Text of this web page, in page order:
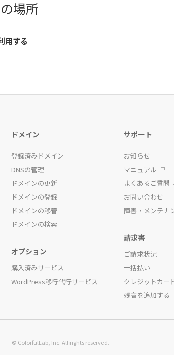
場所
用する
ドメイン
登録済みドメイン
DNSの管理
ドメインの更新
ドメインの登録
ドメインの移管
ドメインの検索
オプション
購入済みサービス
WordPress移行代行サービス
サポート
お知らせ
マニュアル
よくあるご質問
お問い合わせ
障害・メンテナ
請求書
ご請求状況
一括払い
クレジットカー
残高を追加する
© ColorfulLab, Inc. All rights reserved.